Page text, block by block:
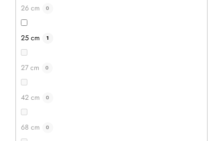
26 cm 0
25 cm 1
27 cm 0
42 cm 0
68 cm 0